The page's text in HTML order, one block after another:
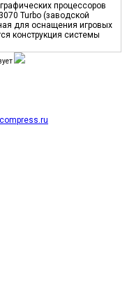
процессоров
Turbo (заводской
для оснащения игровых
конструкция системы